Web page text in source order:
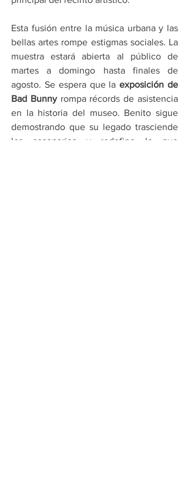
Esta fusión entre la música urbana y las
bellas artes rompe estigmas sociales. La
muestra estará abierta al público de
martes a domingo hasta finales de
agosto. Se espera que la exposición de
Bad Bunny rompa récords de asistencia
en la historia del museo. Benito sigue
demostrando que su legado trasciende
los escenarios y redefine lo que